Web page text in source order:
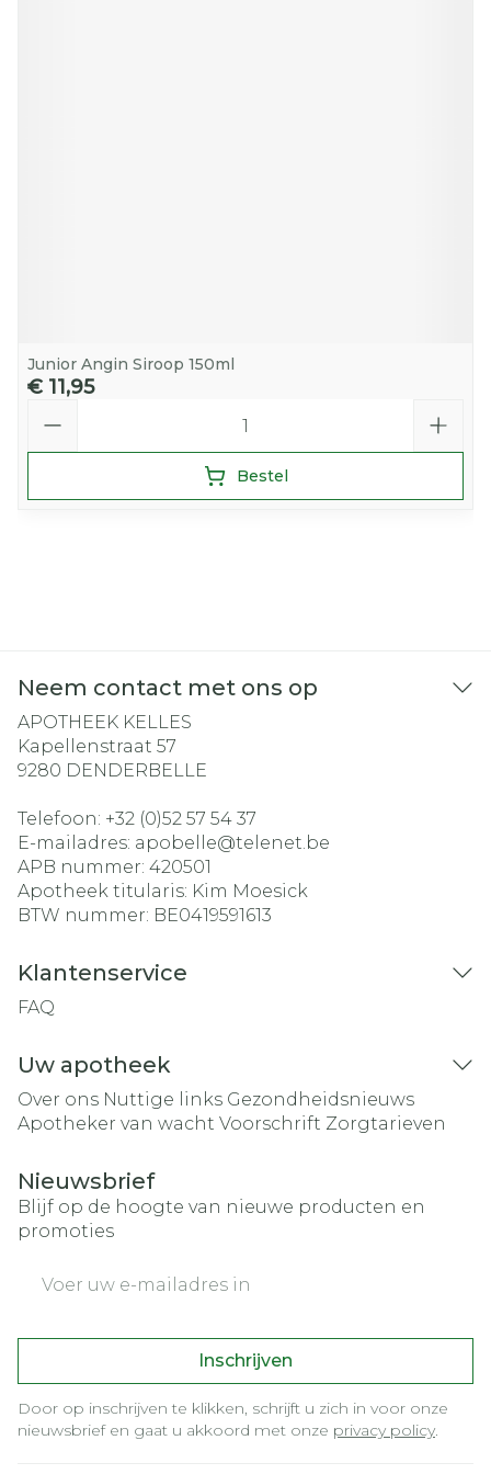
Junior Angin Siroop 150ml
€ 11,95
Bestel
Neem contact met ons op
APOTHEEK KELLES
Kapellenstraat 57
9280 DENDERBELLE
Telefoon: +32 (0)52 57 54 37
E-mailadres: apobelle@telenet.be
APB nummer: 420501
Apotheek titularis: Kim Moesick
BTW nummer: BE0419591613
Klantenservice
FAQ
Uw apotheek
Over ons Nuttige links Gezondheidsnieuws
Apotheker van wacht Voorschrift Zorgtarieven
Nieuwsbrief
Blijf op de hoogte van nieuwe producten en
promoties
Inschrijven
Door op inschrijven te klikken, schrijft u zich in voor onze
nieuwsbrief en gaat u akkoord met onze privacy policy.